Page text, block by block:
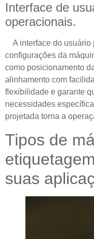
Interface de
operacionais.
A interface do usuário
configurações da
como posicionamento
alinhamento com
flexibilidade e garante
necessidades
projetada torna a
Tipos de
suas